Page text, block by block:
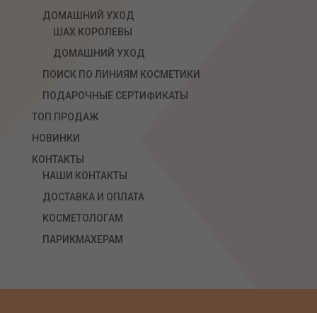
ДОМАШНИЙ УХОД
ШАХ КОРОЛЕВЫ
ДОМАШНИЙ УХОД
ПОИСК ПО ЛИНИЯМ КОСМЕТИКИ
ПОДАРОЧНЫЕ СЕРТИФИКАТЫ
ТОП ПРОДАЖ
НОВИНКИ
КОНТАКТЫ
НАШИ КОНТАКТЫ
ДОСТАВКА И ОПЛАТА
КОСМЕТОЛОГАМ
ПАРИКМАХЕРАМ